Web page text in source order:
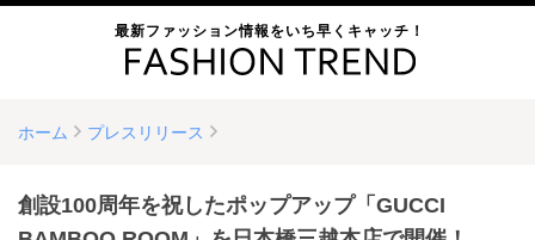
最新ファッション情報をいち早くキャッチ！
ホーム プレスリリース
創設100周年を祝したポップアップ「GUCCI